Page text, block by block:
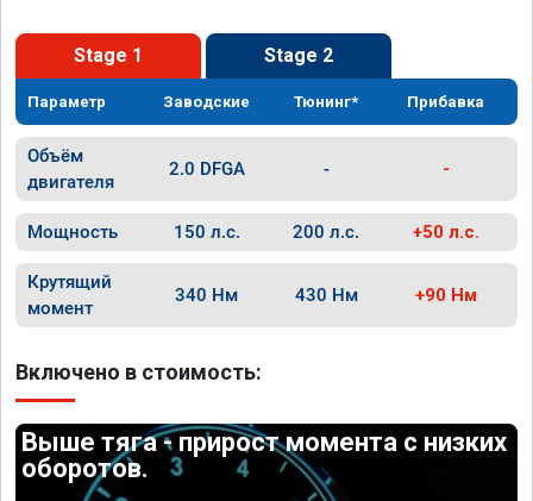
Stage 1 Stage 2
Параметр Заводские Тюнинг* Прибавка
Объём
двигателя
2.0 DFGA - -
Мощность 150 л.с. 200 л.с. +50 л.с.
Крутящий
момент
340 Нм 430 Нм +90 Нм
Включено в стоимость:
Выше тяга - прирост момента с низких
оборотов.